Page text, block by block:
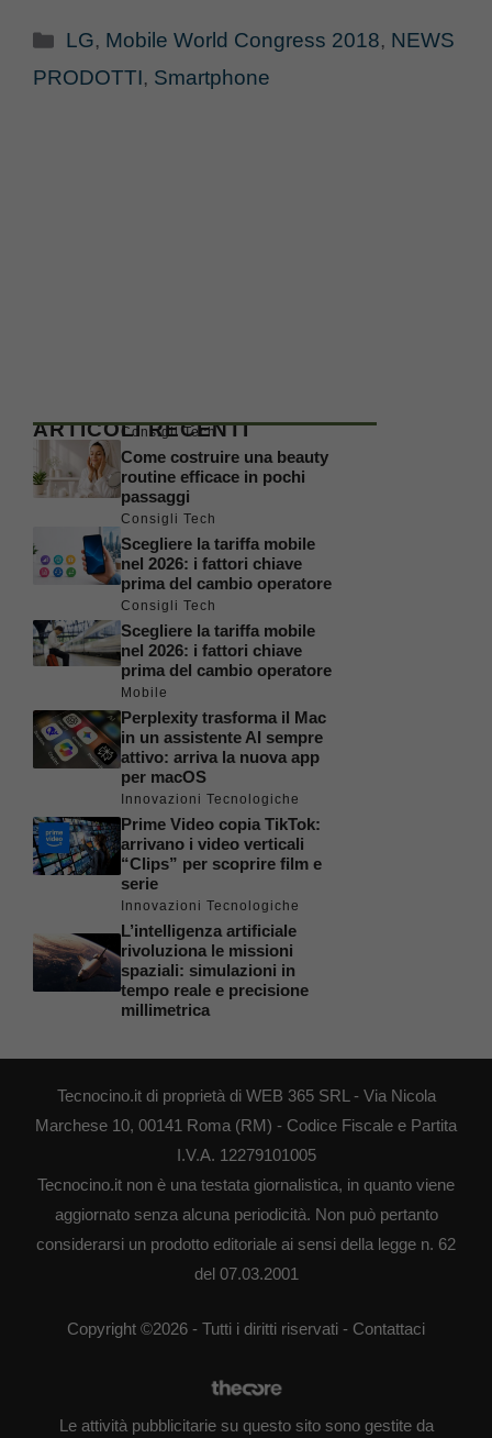
Categorie
LG, Mobile World Congress 2018, NEWS
PRODOTTI, Smartphone
ARTICOLI RECENTI
Consigli Tech
Come costruire una beauty
routine efficace in pochi
passaggi
Consigli Tech
Scegliere la tariffa mobile
nel 2026: i fattori chiave
prima del cambio operatore
Consigli Tech
Scegliere la tariffa mobile
nel 2026: i fattori chiave
prima del cambio operatore
Mobile
Perplexity trasforma il Mac
in un assistente AI sempre
attivo: arriva la nuova app
per macOS
Innovazioni Tecnologiche
Prime Video copia TikTok:
arrivano i video verticali
“Clips” per scoprire film e
serie
Innovazioni Tecnologiche
L’intelligenza artificiale
rivoluziona le missioni
spaziali: simulazioni in
tempo reale e precisione
millimetrica
Tecnocino.it di proprietà di WEB 365 SRL - Via Nicola
Marchese 10, 00141 Roma (RM) - Codice Fiscale e Partita
I.V.A. 12279101005
Tecnocino.it non è una testata giornalistica, in quanto viene
aggiornato senza alcuna periodicità. Non può pertanto
considerarsi un prodotto editoriale ai sensi della legge n. 62
del 07.03.2001
Copyright ©2026 - Tutti i diritti riservati - Contattaci
Le attività pubblicitarie su questo sito sono gestite da